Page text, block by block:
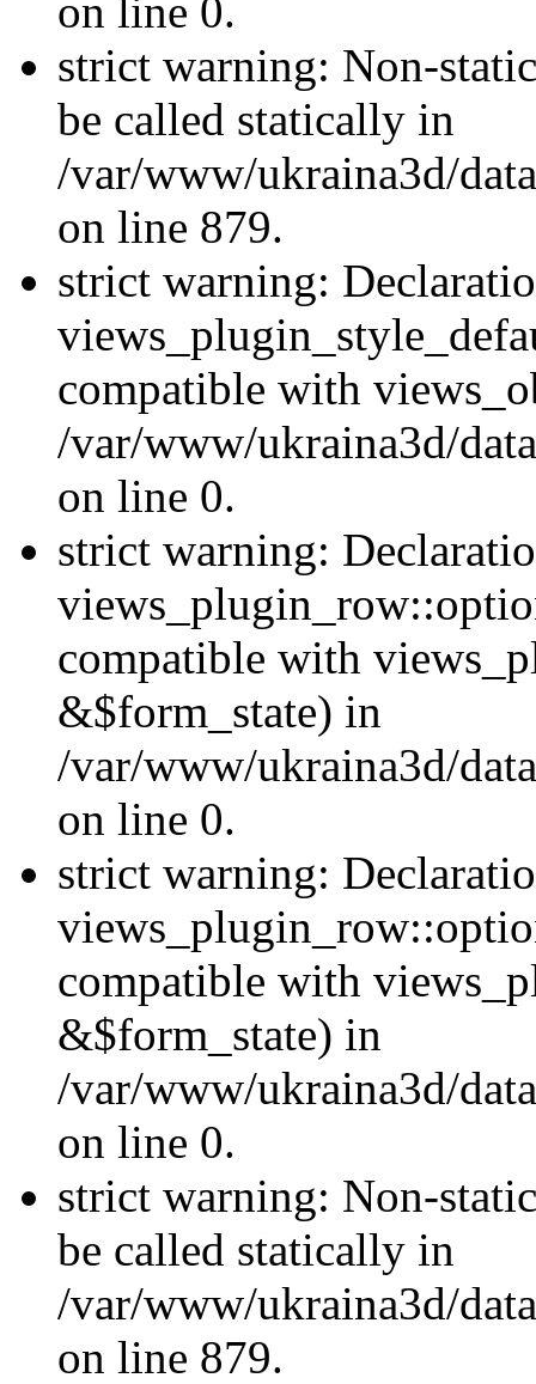
on line 0.
strict warning: Non-
be called statically in
/var/www/ukraina3d/
on line 879.
strict warning:
compatible with
/var/www/ukraina3d/
on line 0.
strict warning:
compatible with
&$form_state) in
/var/www/ukraina3d/
on line 0.
strict warning:
compatible with
&$form_state) in
/var/www/ukraina3d/
on line 0.
strict warning: Non-
be called statically in
/var/www/ukraina3d/
on line 879.